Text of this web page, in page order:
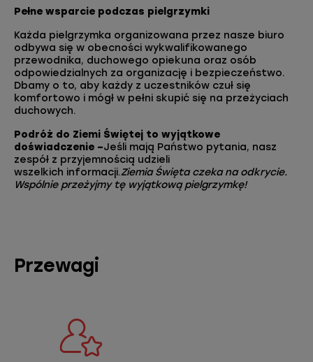
Pełne wsparcie podczas pielgrzymki
Każda pielgrzymka organizowana przez nasze biuro
odbywa się w obecności wykwalifikowanego
przewodnika, duchowego opiekuna oraz osób
odpowiedzialnych za organizację i bezpieczeństwo.
Dbamy o to, aby każdy z uczestników czuł się
komfortowo i mógł w pełni skupić się na przeżyciach
duchowych.
Podróż do Ziemi Świętej to wyjątkowe
doświadczenie –Jeśli mają Państwo pytania, nasz
zespół z przyjemnością udzieli
wszelkich informacji.ZiemiaŚwięta czeka na odkrycie.
Wspólnie przeżyjmy tę wyjątkową pielgrzymkę!
Przewagi